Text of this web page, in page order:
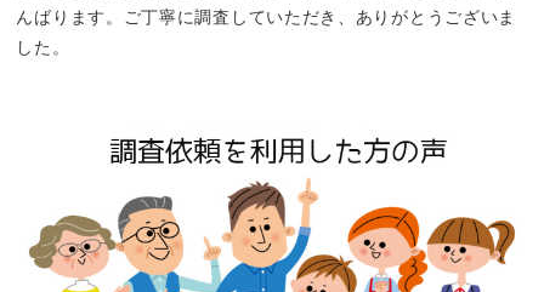
んばります。ご丁寧に調査していただき、ありがとうございま
した。